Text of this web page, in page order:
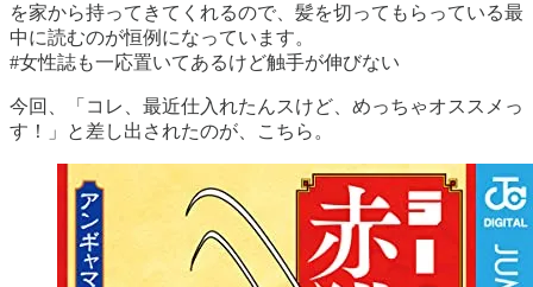
を家から持ってきてくれるので、髪を切ってもらっている最
中に読むのが恒例になっています。
#女性誌も一応置いてあるけど触手が伸びない
今回、「コレ、最近仕入れたんスけど、めっちゃオススメっ
す！」と差し出されたのが、こちら。